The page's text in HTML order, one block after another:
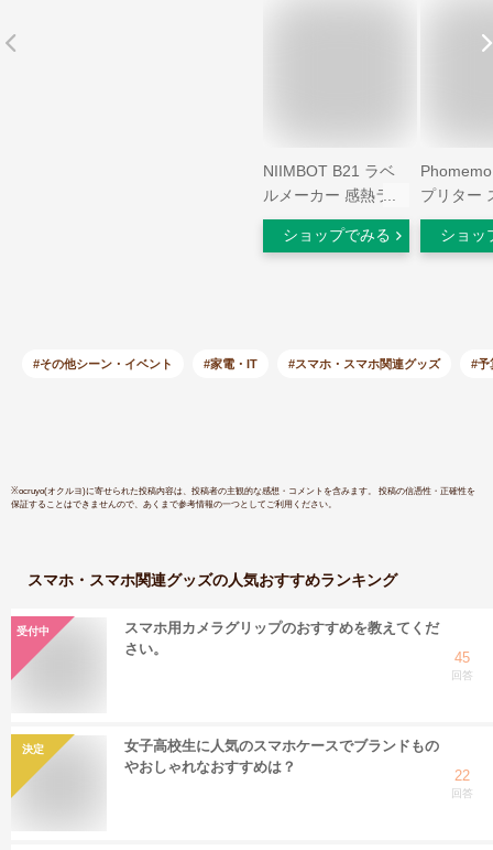
NIIMBOT B21 ラベ
ルメーカー 感熱ラベ
ルライター
Bluetooth接続 ラベ
Type-c充電式 郵便宛
フィス整理用 日本語
取扱説明書付き グリ
ショップでみる
プリター
サーマル
モバイル
ー 付箋プ
ウェブ用
ショッ
#その他シーン・イベント #家電・IT #スマホ・スマホ関連グッズ #予
※ocruyo(オクルヨ)に寄せられた投稿内容は、投稿者の主観的な感想・コメントを含みます。 投稿の信憑性・正確性を
保証することはできませんので、あくまで参考情報の一つとしてご利用ください。
スマホ・スマホ関連グッズの人気おすすめランキング
受付中
スマホ用カメラグリップのおすすめを教えてくだ
さい。
45
回答
決定
女子高校生に人気のスマホケースでブランドもの
やおしゃれなおすすめは？
22
回答